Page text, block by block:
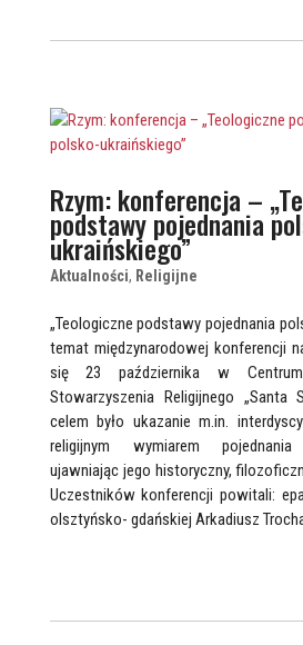
Rzym: konferencja –
podstawy pojednania
ukraińskiego”
Aktualności, Religijne
„Teologiczne podstawy pojednania
temat międzynarodowej konferencji
się 23 października w Centrum
Stowarzyszenia Religijnego „Santa
celem było ukazanie m.in.
religijnym wymiarem pojednania
ujawniając jego historyczny,
Uczestników konferencji powitali:
olsztyńsko- gdańskiej Arkadiusz